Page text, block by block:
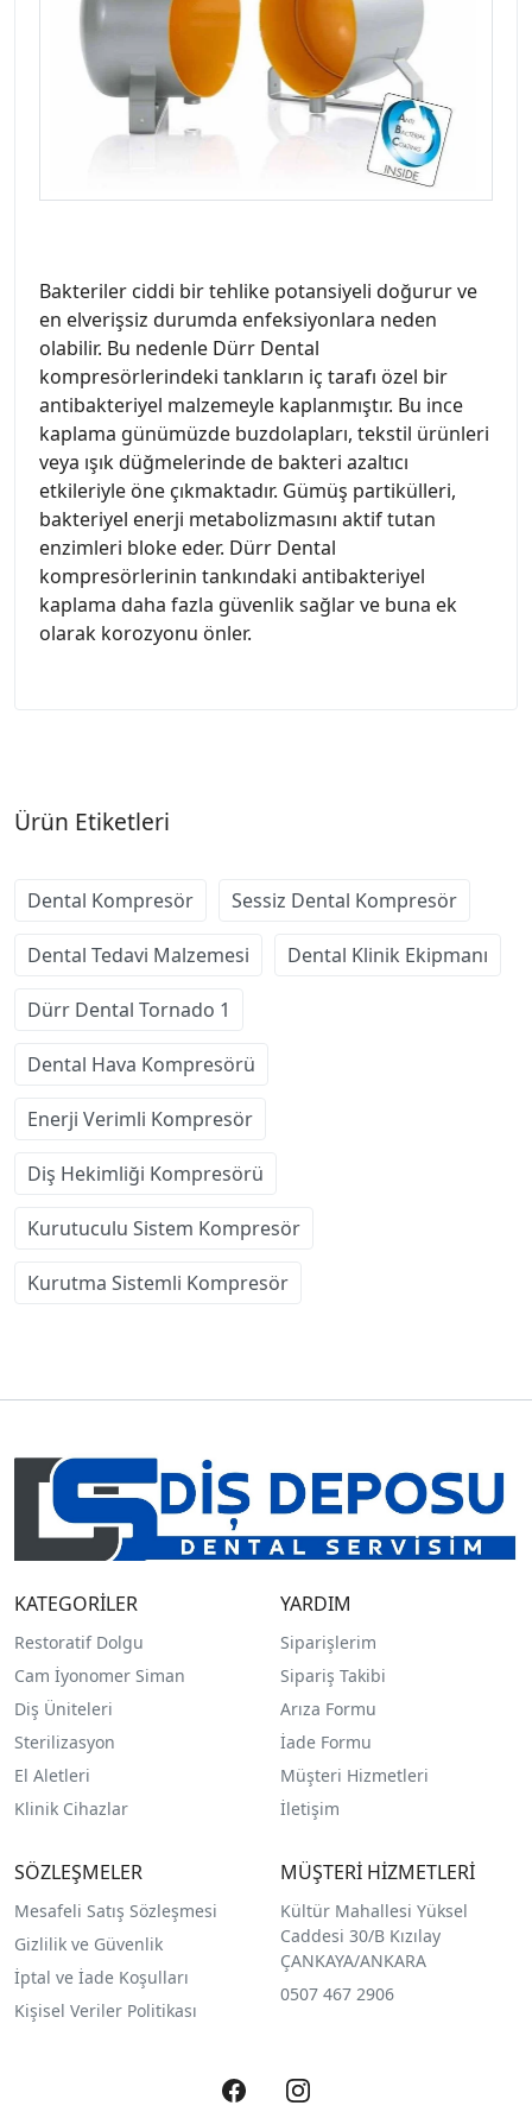
Bakteriler ciddi bir tehlike potansiyeli doğurur ve
en elverişsiz durumda enfeksiyonlara neden
olabilir. Bu nedenle Dürr Dental
kompresörlerindeki tankların iç tarafı özel bir
antibakteriyel malzemeyle kaplanmıştır. Bu ince
kaplama günümüzde buzdolapları, tekstil ürünleri
veya ışık düğmelerinde de bakteri azaltıcı
etkileriyle öne çıkmaktadır. Gümüş partikülleri,
bakteriyel enerji metabolizmasını aktif tutan
enzimleri bloke eder. Dürr Dental
kompresörlerinin tankındaki antibakteriyel
kaplama daha fazla güvenlik sağlar ve buna ek
olarak korozyonu önler.
Ürün Etiketleri
Dental Kompresör Sessiz Dental Kompresör
Dental Tedavi Malzemesi Dental Klinik Ekipmanı
Dürr Dental Tornado 1
Dental Hava Kompresörü
Enerji Verimli Kompresör
Diş Hekimliği Kompresörü
Kurutuculu Sistem Kompresör
Kurutma Sistemli Kompresör
KATEGORİLER
Restoratif Dolgu
Cam İyonomer Siman
Diş Üniteleri
Sterilizasyon
El Aletleri
Klinik Cihazlar
YARDIM
Siparişlerim
Sipariş Takibi
Arıza Formu
İade Formu
Müşteri Hizmetleri
İletişim
SÖZLEŞMELER
Mesafeli Satış Sözleşmesi
Gizlilik ve Güvenlik
İptal ve İade Koşulları
Kişisel Veriler Politikası
MÜŞTERİ HİZMETLERİ
Kültür Mahallesi Yüksel
Caddesi 30/B Kızılay
ÇANKAYA/ANKARA
0507 467 2906